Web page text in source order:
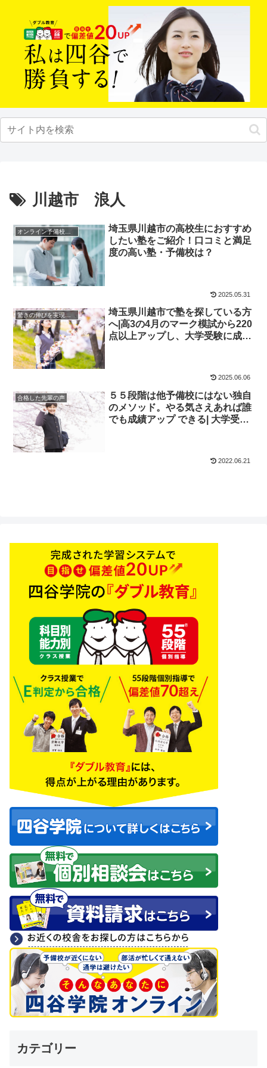
川越市 浪人
埼玉県川越市の高校生におすすめ
したい塾をご紹介！口コミと満足
度の高い塾・予備校は？
2025.05.31
埼玉県川越市で塾を探している方
へ|高3の4月のマーク模試から220
点以上アップし、大学受験に成功
2025.06.06
合格した先輩の声
５５段階は他予備校にはない独自
のメソッド。やる気さえあれば誰
でも成績アップ できる| 大学受験
2022.06.21
カテゴリー